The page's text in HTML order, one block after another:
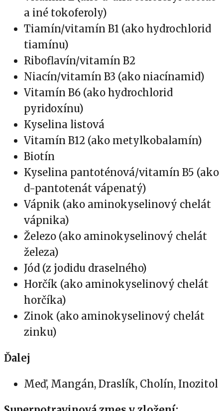
a iné tokoferoly)
Tiamín/vitamín B1 (ako hydrochlorid
tiamínu)
Riboflavín/vitamín B2
Niacín/vitamín B3 (ako niacínamid)
Vitamín B6 (ako hydrochlorid
pyridoxínu)
Kyselina listová
Vitamín B12 (ako metylkobalamín)
Biotín
Kyselina pantoténová/vitamín B5 (ako
d-pantotenát vápenatý)
Vápnik (ako aminokyselinový chelát
vápnika)
Železo (ako aminokyselinový chelát
železa)
Jód (z jodidu draselného)
Horčík (ako aminokyselinový chelát
horčíka)
Zinok (ako aminokyselinový chelát
zinku)
Ďalej
Meď, Mangán, Draslík, Cholín, Inozitol